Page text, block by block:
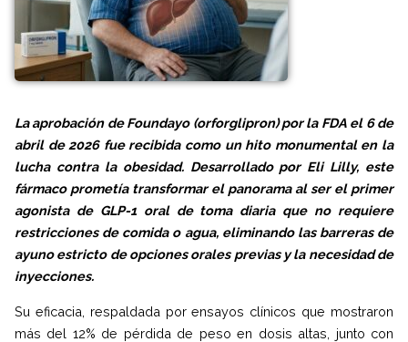
La aprobación de Foundayo (orforglipron) por la FDA el 6 de
abril de 2026 fue recibida como un hito monumental en la
lucha contra la obesidad. Desarrollado por Eli Lilly, este
fármaco prometía transformar el panorama al ser el primer
agonista de GLP-1 oral de toma diaria que no requiere
restricciones de comida o agua, eliminando las barreras de
ayuno estricto de opciones orales previas y la necesidad de
inyecciones.
Su eficacia, respaldada por ensayos clínicos que mostraron
más del 12% de pérdida de peso en dosis altas, junto con